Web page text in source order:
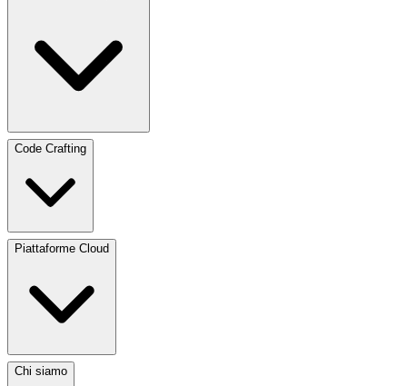
Code Crafting
Piattaforme Cloud
Chi siamo